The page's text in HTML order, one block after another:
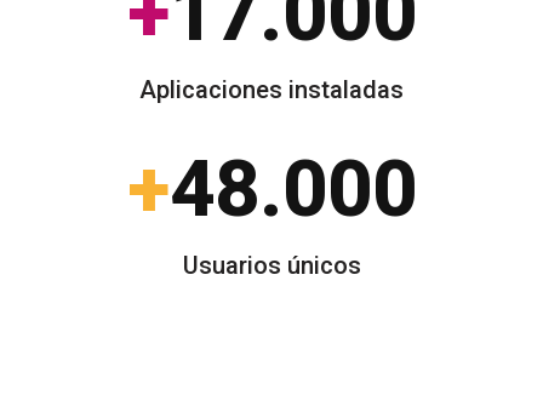
Aplicaciones instaladas
+48.000
Usuarios únicos